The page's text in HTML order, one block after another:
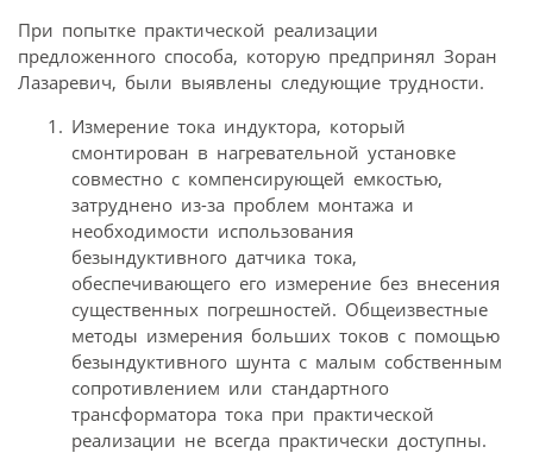
При попытке практической реализации
предложенного способа, которую предпринял Зоран
Лазаревич, были выявлены следующие трудности.
Измерение тока индуктора, который
смонтирован в нагревательной установке
совместно с компенсирующей емкостью,
затруднено из-за проблем монтажа и
необходимости использования
безындуктивного датчика тока,
обеспечивающего его измерение без внесения
существенных погрешностей. Общеизвестные
методы измерения больших токов с помощью
безындуктивного шунта с малым собственным
сопротивлением или стандартного
трансформатора тока при практической
реализации не всегда практически доступны.